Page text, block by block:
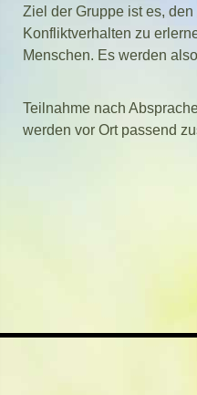
Ziel der Gruppe ist es,
Konfliktverhalten zu
Menschen. Es werden
Teilnahme nach
werden vor Ort passend